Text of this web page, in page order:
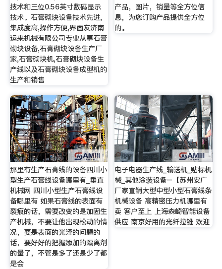
技术和三位0.56英寸数码显示
技术。石膏砌块设备技术先进,
集成度高,操作方便,界面友济南
运来机械有限公司专业从事石膏
砌块设备,石膏砌块设备生产厂
家,石膏砌块机,石膏砌块设备生
产线以及石膏砌块设备成型机的
生产和销售
产品，图片，销量等全方位信
息，为您订购产品提供全方位
的。
那里有生产石膏线的设备四川小
型生产石膏线设备哪里有_垂直
机械网 四川小型生产石膏线设
备哪里有 如果石膏线的表面有
裂痕的话，需要改变的是加固生
产机械，不要让他出现松动的情
况，要是表面的光泽的问题的
话，要好好的把握添加的隔离剂
的量了，不管是多了还是少了都
是会
电子电器生产线_输送机_贴标机
械_其他涂装设备–【苏州安广
厂家直销大型中型小型石膏线条
机械设备 高精密压力机哪里有
卖 客户至上 上海森崎智能设备
供应 南京好用的光纤拉锥 欢迎